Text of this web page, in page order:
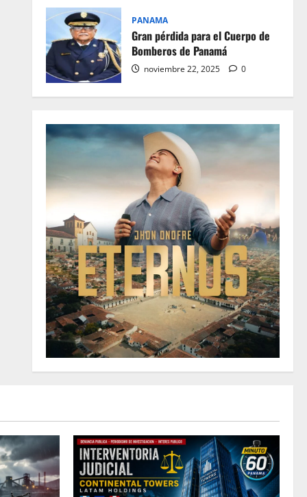
PANAMA
Gran pérdida para el Cuerpo de
Bomberos de Panamá
noviembre 22, 2025 0